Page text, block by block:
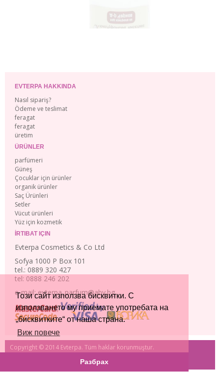
Този сайт използва бисквитки. С
използването му приемате употребата на
„бисквитките“ от наша страна.
Виж повече
Разбрах
EVTERPA HAKKINDA
Nasıl sipariş?
Ödeme ve teslimat
feragat
feragat
üretim
ÜRÜNLER
parfümeri
Güneş
Çocuklar için ürünler
organik ürünler
Saç Ürünleri
Setler
Vücut ürünleri
Yüz için kozmetik
İRTIBAT IÇIN
Evterpa Cosmetics & Co Ltd
Sofya 1000 P Box 101
tel.: 0889 320 427
tel: 0888 246 202
e-mail: evterpa_parfum@abv.bg
Copyright © 2014 Evterpa. Tüm haklar korunmuştur.
Slavov Studio. tarafından